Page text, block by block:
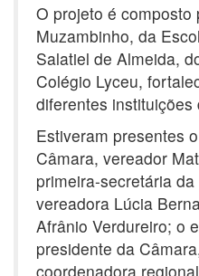
O projeto é composto
Muzambinho, da
Salatiel de Almeida,
Colégio Lyceu,
diferentes
Estiveram presentes
Câmara, vereador
primeira-secretária
vereadora Lúcia
Afrânio Verdureiro; o
presidente da
coordenadora